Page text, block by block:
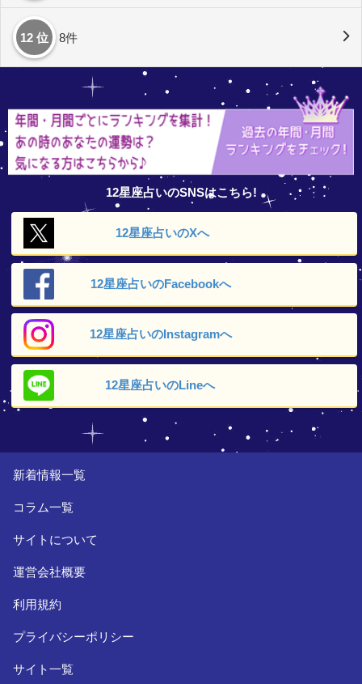
12 位 8件
12星座占いのSNSはこちら!
12星座占いのXへ
12星座占いのFacebookへ
12星座占いのInstagramへ
12星座占いのLineへ
新着情報一覧
コラム一覧
サイトについて
運営会社概要
利用規約
プライバシーポリシー
サイト一覧